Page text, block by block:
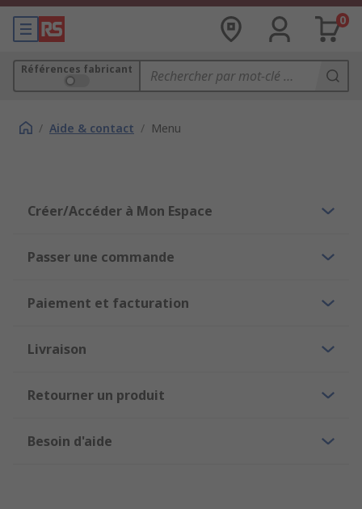
0
Références fabricant
/ Aide & contact / Menu
Créer/Accéder à Mon Espace
Passer une commande
Paiement et facturation
Livraison
Retourner un produit
Besoin d'aide